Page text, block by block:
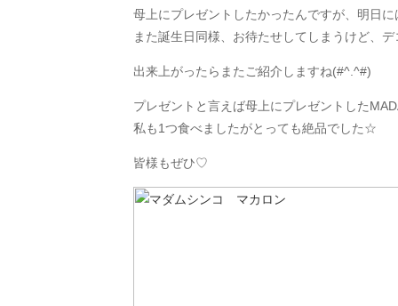
母上にプレゼントしたかったんですが、明日
また誕生日同様、お待たせしてしまうけど、
出来上がったらまたご紹介しますね(#^.^#)
プレゼントと言えば母上にプレゼントした
私も1つ食べましたがとっても絶品でした☆
皆様もぜひ♡